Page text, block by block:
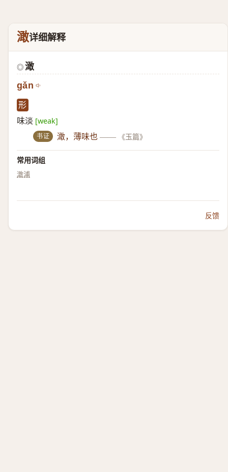
澉详细解释
◎ 澉
gǎn
形
味淡 [weak]
书证 澉，薄味也 —— 《玉篇》
常用词组
澉浦
反馈